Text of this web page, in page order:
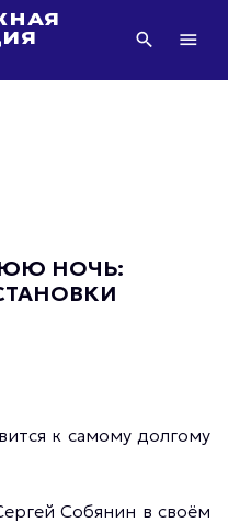
НОЧЬ:
к самому долгому
Собянин в своём